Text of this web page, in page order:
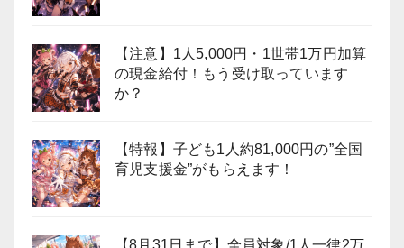
【注意】1人5,000円・1世帯1万円加算
の現金給付！もう受け取っています
か？
【特報】子ども1人約81,000円の”全国
育児支援金”がもらえます！
【8月31日まで】全員対象/1人一律2万